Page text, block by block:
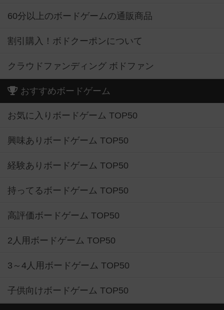
60分以上のボードゲームの通販商品
割引購入！ボドクーポンについて
クラウドファンディング ボドファン
おすすめボードゲーム
お気に入りボードゲーム TOP50
興味ありボードゲーム TOP50
経験ありボードゲーム TOP50
持ってるボードゲーム TOP50
高評価ボードゲーム TOP50
2人用ボードゲーム TOP50
3～4人用ボードゲーム TOP50
子供向けボードゲーム TOP50